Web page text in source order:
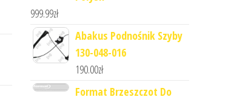
999.99zł
Abakus Podnośnik Szyby
130-048-016
190.00zł
Format Brzeszczot Do